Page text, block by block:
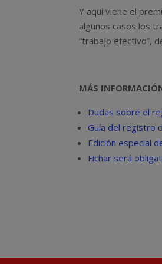
Y aquí viene el
algunos casos los
“trabajo efectivo”,
MÁS
Dudas sobre el
Guía del registro
Edición especial
Fichar será